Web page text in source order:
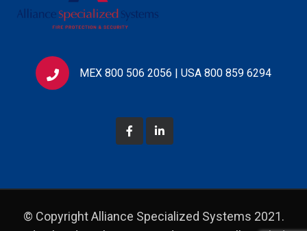
MEX 800 506 2056 | USA 800 859 6294
© Copyright Alliance Specialized Systems 2021.